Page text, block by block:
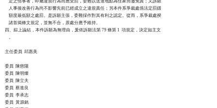
    定之情事者，即屬違規行為而應受罰，委難以送達地點為住家而邀免責；又訴願
    人事後改善行為尚不影響先前已經成立之違規責任；另本件系爭裁處係法定罰鍰
    額度最低額之處罰。是訴願主張，委難採作對其有利之認定。從而，系爭裁處揆
    諸首揭條文規定，並無不合，原處分應予維持。
四、綜上論結，本件訴願為無理由，爰依訴願法第 79 條第 1  項規定，決定如主文
    。
主任委員  邱惠美
委員  陳慈陽
委員  陳明燦
委員  陳立夫
委員  蔡進良
委員  李承志
委員  黃源銘